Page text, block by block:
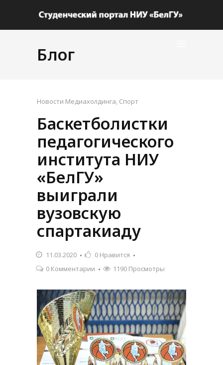
Блог
Новости Медиахолдинга, Спорт
Баскетболистки
педагогического
института НИУ
«БелГУ»
выиграли
вузовскую
спартакиаду
11.03.2020 0 Нравится
0 Комментарии
1190 Просмотры